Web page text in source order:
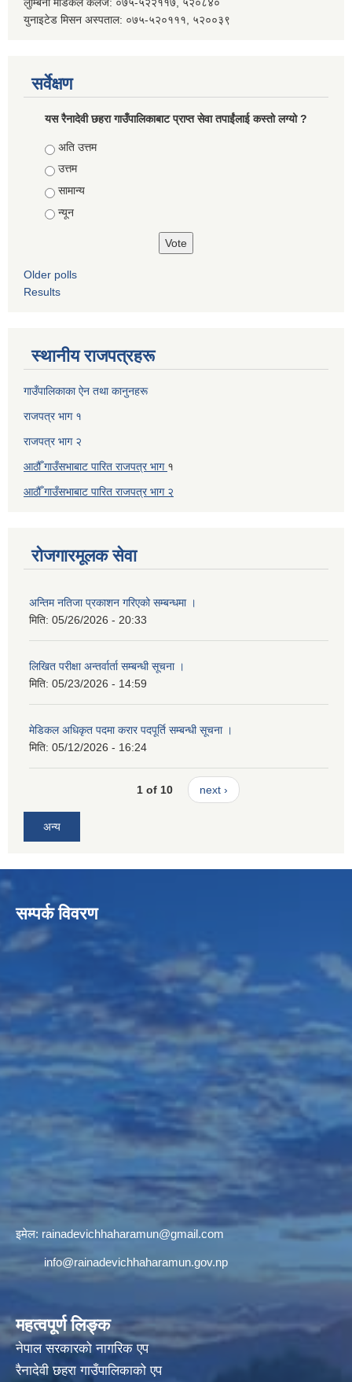
युनाइटेड मिसन अस्पताल: ०७५-५२०१११, ५२००३९
सर्वेक्षण
यस रैनादेवी छहरा गाउँपालिकाबाट प्राप्त सेवा तपाईंलाई कस्तो लग्यो ?
Choices
अति उत्तम
उत्तम
सामान्य
न्यून
Older polls
Results
स्थानीय राजपत्रहरू
गाउँपालिकाका ऐन तथा कानुनहरू
राजपत्र भाग १
राजपत्र भाग २
आठौँ गाउँसभाबाट पारित राजपत्र भाग १
आठौँ गाउँसभाबाट पारित राजपत्र भाग २
रोजगारमूलक सेवा
अन्तिम नतिजा प्रकाशन गरिएको सम्बन्धमा ।
मिति: 05/26/2026 - 20:33
लिखित परीक्षा अन्तर्वार्ता सम्बन्धी सूचना ।
मिति: 05/23/2026 - 14:59
मेडिकल अधिकृत पदमा करार पदपूर्ति सम्बन्धी सूचना ।
मिति: 05/12/2026 - 16:24
1 of 10 next ›
अन्य
सम्पर्क विवरण
इमेल: rainadevichhaharamun@gmail.com
info@rainadevichhaharamun.gov.np
महत्वपूर्ण लिङ्क
नेपाल सरकारको नागरिक एप
रैनादेवी छहरा गाउँपालिकाको एप